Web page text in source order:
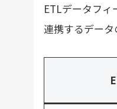
ETLデータフィ
連携するデータ